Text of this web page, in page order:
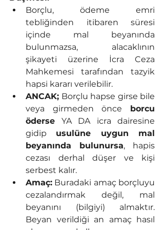
Borçlu, ödeme emri
tebliğinden itibaren süresi
içinde mal beyanında
bulunmazsa, alacaklının
şikayeti üzerine İcra Ceza
Mahkemesi tarafından tazyik
hapsi kararı verilebilir.
ANCAK; Borçlu hapse girse bile
veya girmeden önce borcu
öderse YA DA icra dairesine
gidip usulüne uygun mal
beyanında bulunursa, hapis
cezası derhal düşer ve kişi
serbest kalır.
Amaç: Buradaki amaç borçluyu
cezalandırmak değil, mal
beyanını (bilgiyi) almaktır.
Beyan verildiği an amaç hasıl